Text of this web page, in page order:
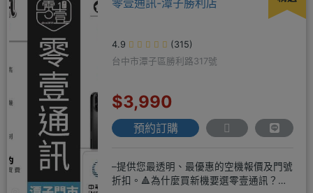
4.9
(315)
台中市潭子區勝利路317號
$3,990
預約訂購
–提供您最透明、最優惠的空機報價及門號
折扣。🔺為什麼買新機要選零壹通訊？